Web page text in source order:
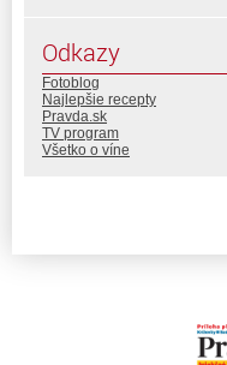
Odkazy
Fotoblog
Najlepšie recepty
Pravda.sk
TV program
Všetko o víne